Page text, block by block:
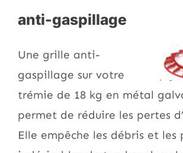
anti-gaspillage
Une grille anti-
gaspillage sur votre
trémie de 18 kg en métal
permet de réduire les pertes
Elle empêche les débris et les